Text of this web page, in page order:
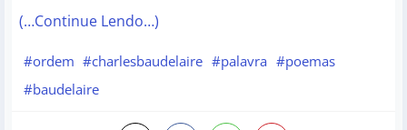
(…Continue Lendo…)
#ordem #charlesbaudelaire #palavra #poemas
#baudelaire